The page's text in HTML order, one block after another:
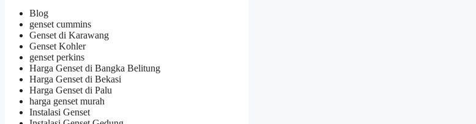
Blog
genset cummins
Genset di Karawang
Genset Kohler
genset perkins
Harga Genset di Bangka Belitung
Harga Genset di Bekasi
Harga Genset di Palu
harga genset murah
Instalasi Genset